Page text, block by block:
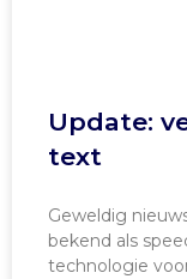
Update:
text
Geweldig
bekend als
technologie